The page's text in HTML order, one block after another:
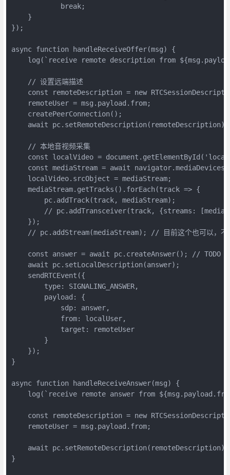
            break;
    }
});
async function handleReceiveOffer(msg) {
log(`receive remote description from
    // 设置远端描述
const remoteDescription = new
    remoteUser = msg.payload.from;
    createPeerConnection();
await pc.setRemoteDescription(remoteDescription);
    // 本地音视频采集
const localVideo =
const mediaStream = await
    localVideo.srcObject = mediaStream;
    mediaStream.getTracks().forEach(track => {
        pc.addTrack(track, mediaStream);
// pc.addTransceiver(track, {streams:
    });
// pc.addStream(mediaStream); // 目前这个也可以，不
const answer = await pc.createAnswer(); // TODO
    await pc.setLocalDescription(answer);
    sendRTCEvent({
        type: SIGNALING_ANSWER,
        payload: {
            sdp: answer,
            from: localUser,
            target: remoteUser
        }
    });
}
async function handleReceiveAnswer(msg) {
log(`receive remote answer from
const remoteDescription = new
    remoteUser = msg.payload.from;
await pc.setRemoteDescription(remoteDescription);
}